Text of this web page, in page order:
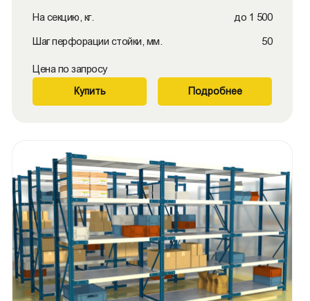
На секцию, кг. до 1 500
Шаг перфорации стойки, мм. 50
Цена по запросу
Купить Подробнее